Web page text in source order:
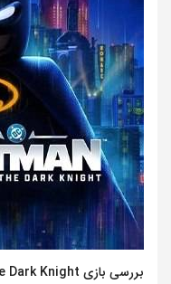
بررسی بازی Lego Batman : Legacy Of The Dark Knight